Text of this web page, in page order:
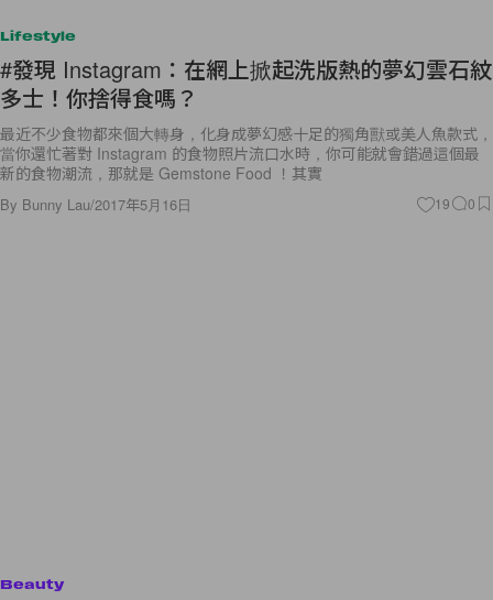
Lifestyle
#發現 Instagram：在網上掀起洗版熱的夢幻雲石紋
多士！你捨得食嗎？
最近不少食物都來個大轉身，化身成夢幻感十足的獨角獸或美人魚款式，
當你還忙著對 Instagram 的食物照片流口水時，你可能就會錯過這個最
新的食物潮流，那就是 Gemstone Food ！其實
By Bunny Lau/2017年5月16日 19 0
Beauty